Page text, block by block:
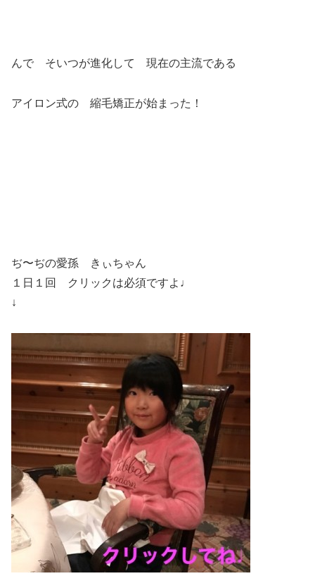
んで そいつが進化して 現在の主流である
アイロン式の 縮毛矯正が始まった！
ぢ〜ぢの愛孫 きぃちゃん
１日１回 クリックは必須ですよ♩
↓